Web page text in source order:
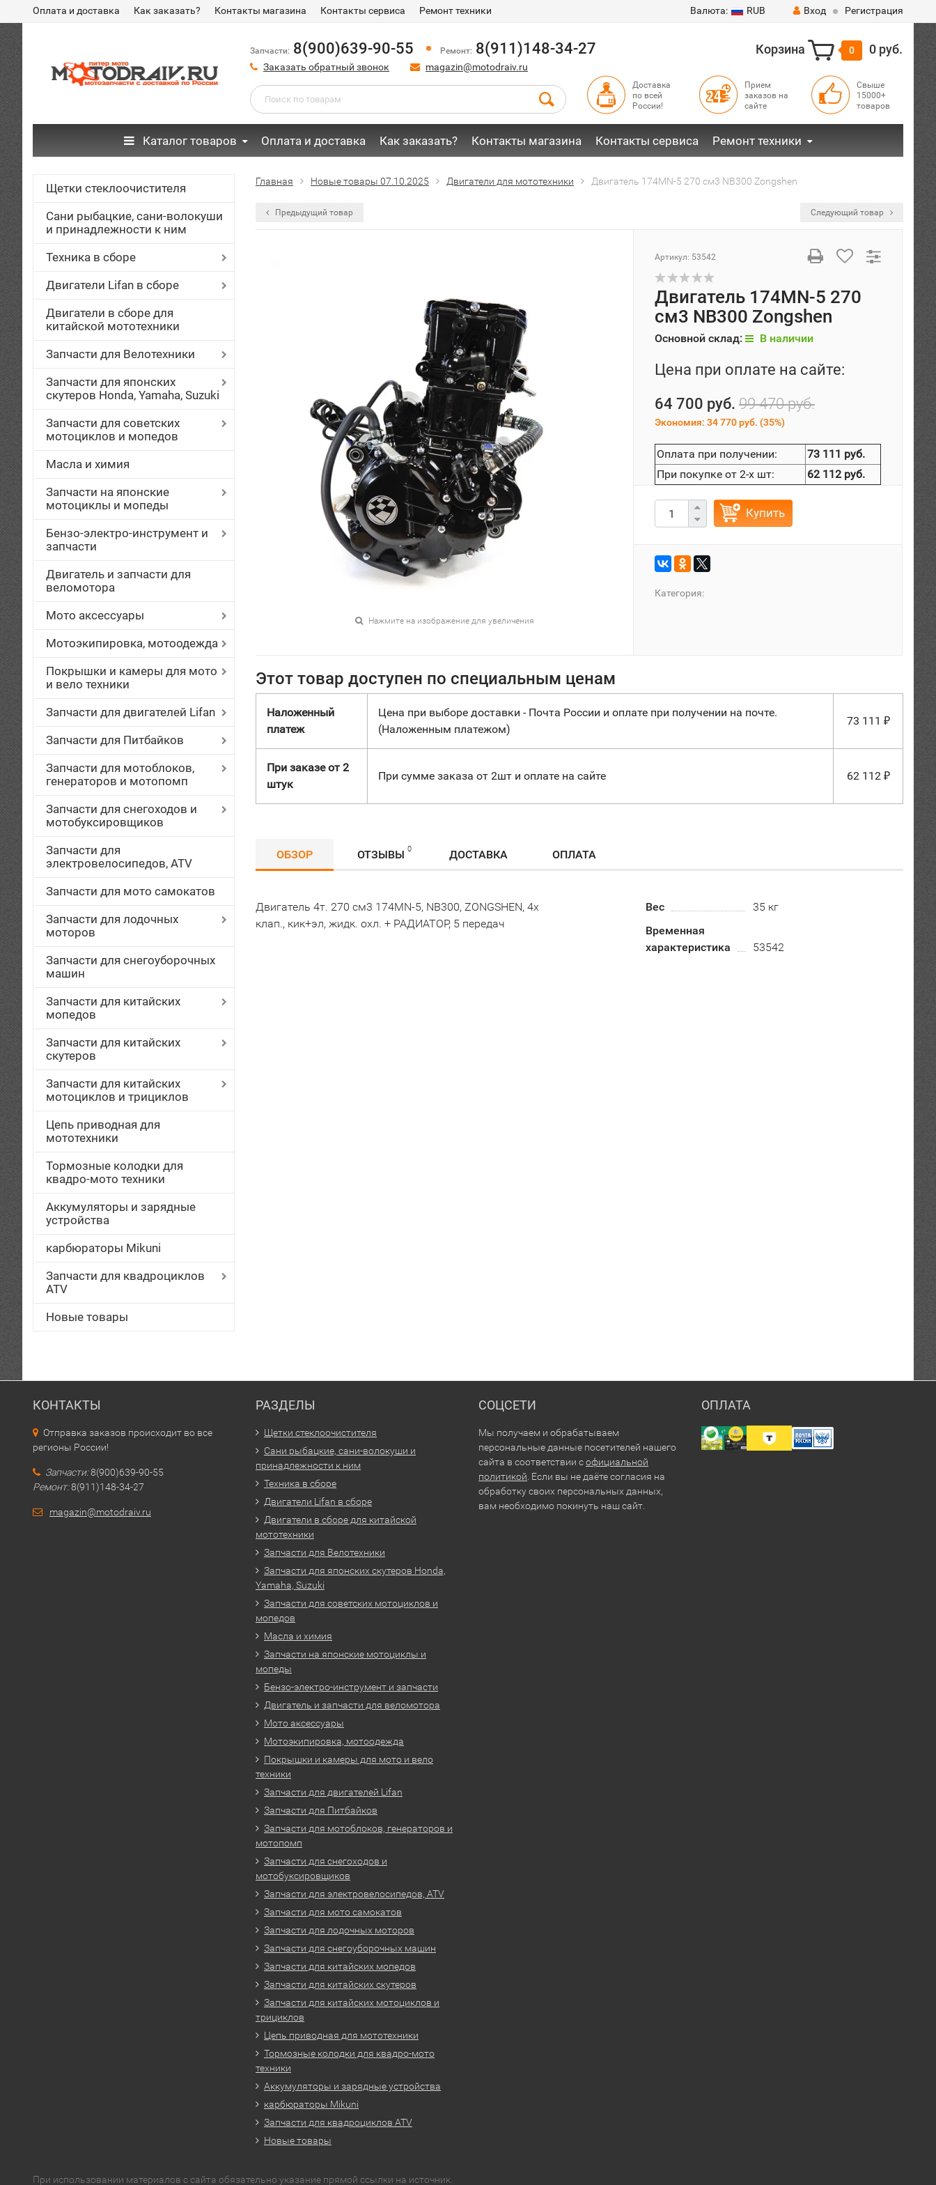
Оплата и доставка Как заказать? Контакты магазина Контакты сервиса Ремонт техники Валюта: RUB Вход Регистрация
Запчасти: 8(900)639-90-55 Ремонт: 8(911)148-34-27
Заказать обратный звонок magazin@motodraiv.ru
Корзина 0 0 руб.
Доставка
по всей
России!
Прием
заказов на
сайте
Свыше
15000+
товаров
Каталог товаров Оплата и доставка Как заказать? Контакты магазина Контакты сервиса Ремонт техники
Щетки стеклоочистителя
Сани рыбацкие, сани-волокуши
и принадлежности к ним
Техника в сборе
Двигатели Lifan в сборе
Двигатели в сборе для
китайской мототехники
Запчасти для Велотехники
Запчасти для японских
скутеров Honda, Yamaha, Suzuki
Запчасти для советских
мотоциклов и мопедов
Масла и химия
Запчасти на японские
мотоциклы и мопеды
Бензо-электро-инструмент и
запчасти
Двигатель и запчасти для
веломотора
Мото аксессуары
Мотоэкипировка, мотоодежда
Покрышки и камеры для мото
и вело техники
Запчасти для двигателей Lifan
Запчасти для Питбайков
Запчасти для мотоблоков,
генераторов и мотопомп
Запчасти для снегоходов и
мотобуксировщиков
Запчасти для
электровелосипедов, ATV
Запчасти для мото самокатов
Запчасти для лодочных
моторов
Запчасти для снегоуборочных
машин
Запчасти для китайских
мопедов
Запчасти для китайских
скутеров
Запчасти для китайских
мотоциклов и трициклов
Цепь приводная для
мототехники
Тормозные колодки для
квадро-мото техники
Аккумуляторы и зарядные
устройства
карбюраторы Mikuni
Запчасти для квадроциклов
ATV
Новые товары
Главная Новые товары 07.10.2025 Двигатели для мототехники Двигатель 174MN-5 270 см3 NB300 Zongshen
Предыдущий товар Следующий товар
Нажмите на изображение для увеличения
Артикул: 53542
Двигатель 174MN-5 270
см3 NB300 Zongshen
Основной склад: В наличии
Цена при оплате на сайте:
64 700 руб. 99 470 руб.
Экономия: 34 770 руб. (35%)
Оплата при получении:
73 111 руб.
При покупке от 2-х шт:
62 112 руб.
Купить
Категория:
Этот товар доступен по специальным ценам
Наложенный
платеж
Цена при выборе доставки - Почта России и оплате при получении на почте.
(Наложенным платежом)
73 111 ₽
При заказе от 2
штук
При сумме заказа от 2шт и оплате на сайте 62 112 ₽
ОБЗОР ОТЗЫВЫ 0 ДОСТАВКА ОПЛАТА
Двигатель 4т. 270 см3 174MN-5, NB300, ZONGSHEN, 4х
клап., кик+эл, жидк. охл. + РАДИАТОР, 5 передач
Вес
35 кг
Временная
характеристика
53542
КОНТАКТЫ
Отправка заказов происходит во все
регионы России!
Запчасти:8(900)639-90-55
Ремонт:8(911)148-34-27
magazin@motodraiv.ru
РАЗДЕЛЫ
Щетки стеклоочистителя
Сани рыбацкие, сани-волокуши и
принадлежности к ним
Техника в сборе
Двигатели Lifan в сборе
Двигатели в сборе для китайской
мототехники
Запчасти для Велотехники
Запчасти для японских скутеров Honda,
Yamaha, Suzuki
Запчасти для советских мотоциклов и
мопедов
Масла и химия
Запчасти на японские мотоциклы и
мопеды
Бензо-электро-инструмент и запчасти
Двигатель и запчасти для веломотора
Мото аксессуары
Мотоэкипировка, мотоодежда
Покрышки и камеры для мото и вело
техники
Запчасти для двигателей Lifan
Запчасти для Питбайков
Запчасти для мотоблоков, генераторов и
мотопомп
Запчасти для снегоходов и
мотобуксировщиков
Запчасти для электровелосипедов, ATV
Запчасти для мото самокатов
Запчасти для лодочных моторов
Запчасти для снегоуборочных машин
Запчасти для китайских мопедов
Запчасти для китайских скутеров
Запчасти для китайских мотоциклов и
трициклов
Цепь приводная для мототехники
Тормозные колодки для квадро-мото
техники
Аккумуляторы и зарядные устройства
карбюраторы Mikuni
Запчасти для квадроциклов ATV
Новые товары
СОЦСЕТИ
Мы получаем и обрабатываем
персональные данные посетителей нашего
сайта в соответствии софициальной
политикой . Если вы не даёте согласия на
обработку своих персональных данных,
вам необходимо покинуть наш сайт.
ОПЛАТА
При использовании материалов с сайта обязательно указание прямой ссылки на источник.